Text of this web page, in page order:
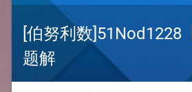
[伯努利数]51Nod1228
题解